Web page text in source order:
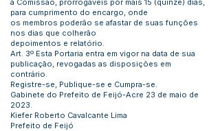
à Comissão, prorrogáveis por mais 15 (quinze) dias,
para cumprimento do encargo, onde
os membros poderão se afastar de suas funções
nos dias que colherão
depoimentos e relatório.
Art. 3º Esta Portaria entra em vigor na data de sua
publicação, revogadas as disposições em
contrário.
Registre-se, Publique-se e Cumpra-se.
Gabinete do Prefeito de Feijó-Acre 23 de maio de
2023.
Kiefer Roberto Cavalcante Lima
Prefeito de Feijó